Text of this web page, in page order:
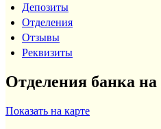
Депозиты
Отделения
Отзывы
Реквизиты
Отделения банка на
Показать на карте